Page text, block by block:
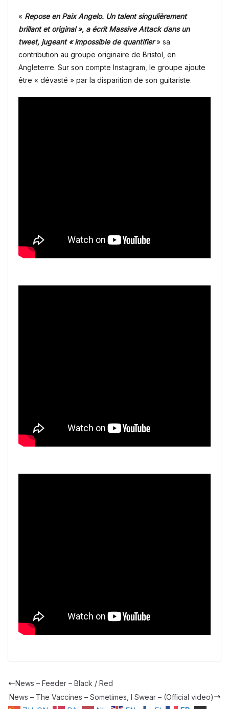
« Repose en Paix Angelo. Un talent singulièrement
brillant et original », a écrit Massive Attack dans un
tweet, jugeant « impossible de quantifier» sa
contribution au groupe originaire de Bristol, en
Angleterre. Sur son compte Instagram, le groupe ajoute
être « dévasté » par la disparition de son guitariste.
News – Feeder – Black / Red
News – The Vaccines – Sometimes, I Swear – (Official video)